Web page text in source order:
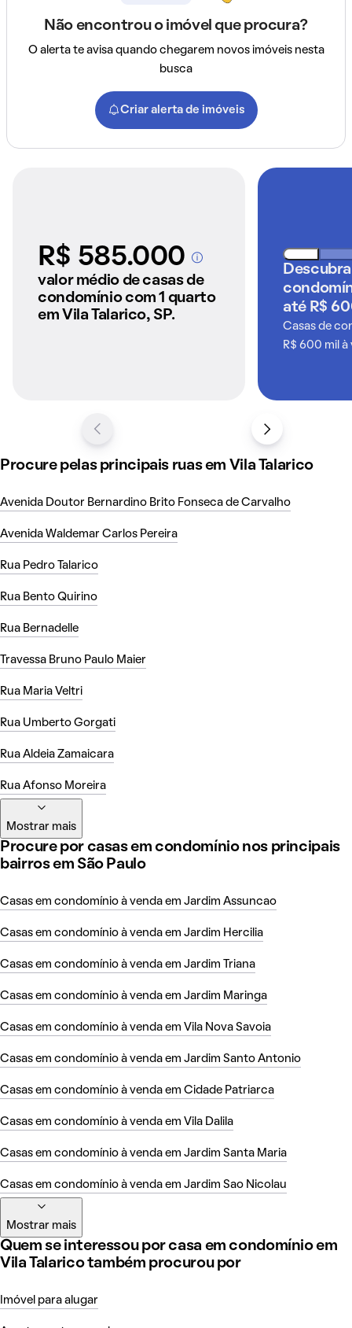
Não encontrou o imóvel que procura?
O alerta te avisa quando chegarem novos imóveis nesta
busca
Criar alerta de imóveis
R$ 585.000A partir dos imóveis
anunciados pelo
valor médio de casas de
condomínio com 1 quarto
em Vila Talarico, SP.
até R$
Casas de
R$ 600 mil à
Procure pelas principais ruas em Vila Talarico
Avenida Doutor Bernardino Brito Fonseca de Carvalho
Avenida Waldemar Carlos Pereira
Rua Pedro Talarico
Rua Bento Quirino
Rua Bernadelle
Travessa Bruno Paulo Maier
Rua Maria Veltri
Rua Umberto Gorgati
Rua Aldeia Zamaicara
Rua Afonso Moreira
Mostrar mais
Procure por casas em condomínio nos principais
bairros em São Paulo
Casas em condomínio à venda em Jardim Assuncao
Casas em condomínio à venda em Jardim Hercilia
Casas em condomínio à venda em Jardim Triana
Casas em condomínio à venda em Jardim Maringa
Casas em condomínio à venda em Vila Nova Savoia
Casas em condomínio à venda em Jardim Santo Antonio
Casas em condomínio à venda em Cidade Patriarca
Casas em condomínio à venda em Vila Dalila
Casas em condomínio à venda em Jardim Santa Maria
Casas em condomínio à venda em Jardim Sao Nicolau
Mostrar mais
Quem se interessou por casa em condomínio em
Vila Talarico também procurou por
Imóvel para alugar